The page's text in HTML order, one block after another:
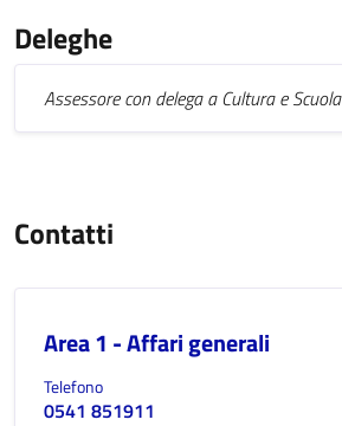
Deleghe
Assessore con delega a Cultura e Scuola
Contatti
Area 1 - Affari generali
Telefono
0541 851911